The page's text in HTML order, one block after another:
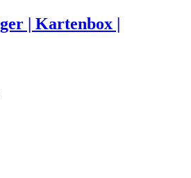
| Kartenbox |